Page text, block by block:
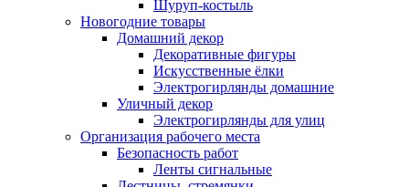
Шуруп-костыль
Новогодние товары
Домашний декор
Декоративные фигуры
Искусственные ёлки
Электрогирлянды домашние
Уличный декор
Электрогирлянды для улиц
Организация рабочего места
Безопасность работ
Ленты сигнальные